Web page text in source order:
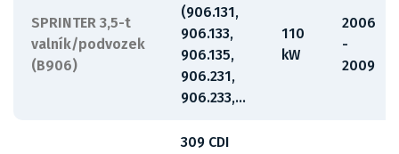
SPRINTER 3,5-t
valník/podvozek
(B906)
(906.131,
906.133,
906.135,
906.231,
906.233,...
110
kW
2006
-
2009
309 CDI